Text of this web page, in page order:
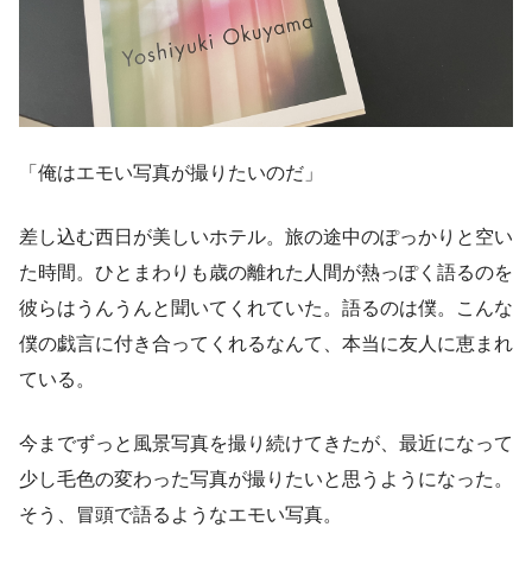
「俺はエモい写真が撮りたいのだ」
差し込む西日が美しいホテル。旅の途中のぽっかりと空い
た時間。ひとまわりも歳の離れた人間が熱っぽく語るのを
彼らはうんうんと聞いてくれていた。語るのは僕。こんな
僕の戯言に付き合ってくれるなんて、本当に友人に恵まれ
ている。
今までずっと風景写真を撮り続けてきたが、最近になって
少し毛色の変わった写真が撮りたいと思うようになった。
そう、冒頭で語るようなエモい写真。